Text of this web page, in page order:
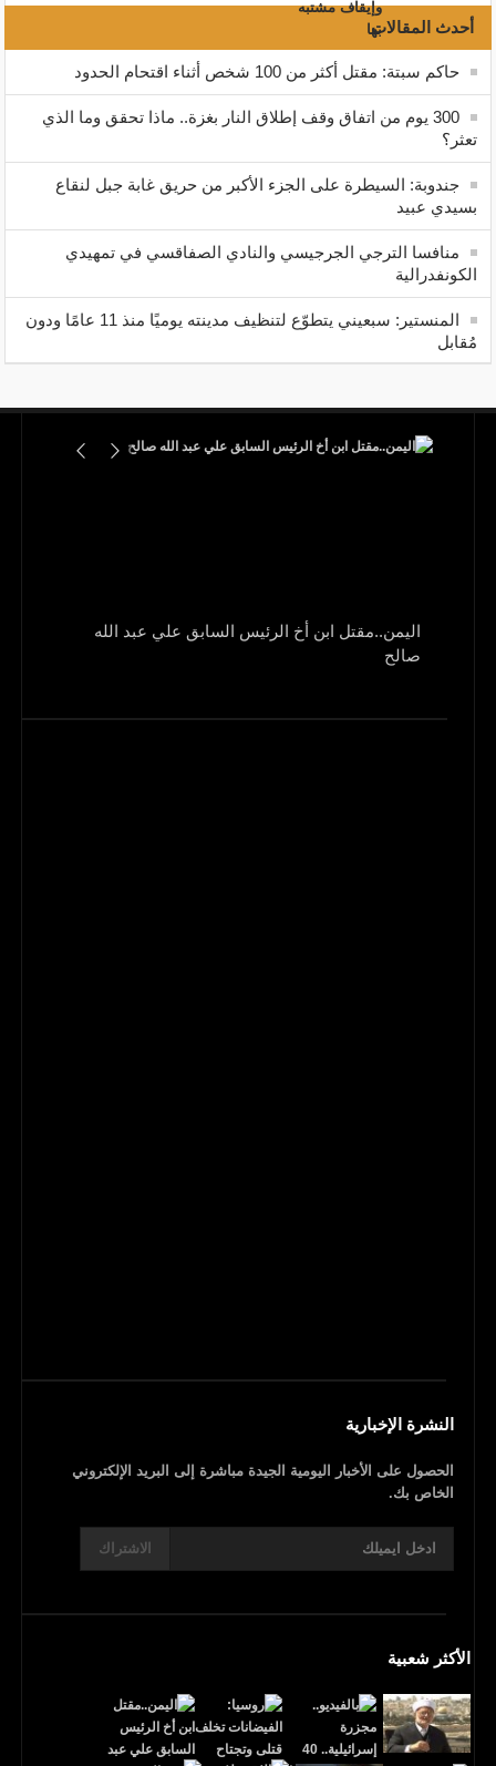
أحدث المقالات
حاكم سبتة: مقتل أكثر من 100 شخص أثناء اقتحام الحدود
300 يوم من اتفاق وقف إطلاق النار بغزة.. ماذا تحقق وما الذي
تعثر؟
جندوبة: السيطرة على الجزء الأكبر من حريق غابة جبل لنقاع
بسيدي عبيد
منافسا الترجي الجرجيسي والنادي الصفاقسي في تمهيدي
الكونفدرالية
المنستير: سبعيني يتطوّع لتنظيف مدينته يوميًا منذ 11 عامًا ودون
مُقابل
اليمن..مقتل ابن أخ الرئيس السابق علي عبد الله
صالح
النشرة الإخبارية
الحصول على الأخبار اليومية الجيدة مباشرة إلى البريد الإلكتروني
الخاص بك.
الاشتراك
الأكثر شعبية